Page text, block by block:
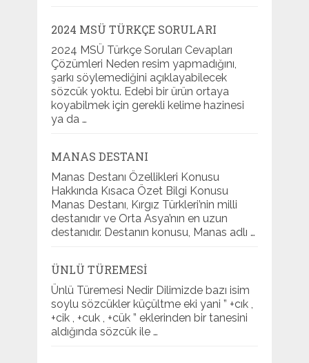
2024 MSÜ TÜRKÇE SORULARI
2024 MSÜ Türkçe Soruları Cevapları
Çözümleri Neden resim yapmadığını,
şarkı söylemediğini açıklayabilecek
sözcük yoktu. Edebi bir ürün ortaya
koyabilmek için gerekli kelime hazinesi
ya da …
MANAS DESTANI
Manas Destanı Özellikleri Konusu
Hakkında Kısaca Özet Bilgi Konusu
Manas Destanı, Kırgız Türkleri’nin milli
destanıdır ve Orta Asya’nın en uzun
destanıdır. Destanın konusu, Manas adlı …
ÜNLÜ TÜREMESI
Ünlü Türemesi Nedir Dilimizde bazı isim
soylu sözcükler küçültme eki yani ” +cık ,
+cik , +cuk , +cük ” eklerinden bir tanesini
aldığında sözcük ile …